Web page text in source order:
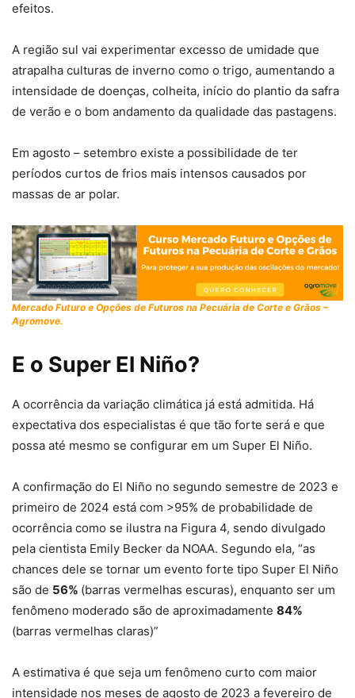
efeitos.
A região sul vai experimentar excesso de umidade que
atrapalha culturas de inverno como o trigo, aumentando a
intensidade de doenças, colheita, início do plantio da safra
de verão e o bom andamento da qualidade das pastagens.
Em agosto – setembro existe a possibilidade de ter
períodos curtos de frios mais intensos causados por
massas de ar polar.
Mercado Futuro e Opções de Futuros na Pecuária de Corte e Grãos –
Agromove.
E o Super El Niño?
A ocorrência da variação climática já está admitida. Há
expectativa dos especialistas é que tão forte será e que
possa até mesmo se configurar em um Super El Niño.
A confirmação do El Niño no segundo semestre de 2023 e
primeiro de 2024 está com >95% de probabilidade de
ocorrência como se ilustra na Figura 4, sendo divulgado
pela cientista Emily Becker da NOAA. Segundo ela, “as
chances dele se tornar um evento forte tipo Super El Niño
são de 56% (barras vermelhas escuras), enquanto ser um
fenômeno moderado são de aproximadamente 84%
(barras vermelhas claras)”
A estimativa é que seja um fenômeno curto com maior
intensidade nos meses de agosto de 2023 a fevereiro de